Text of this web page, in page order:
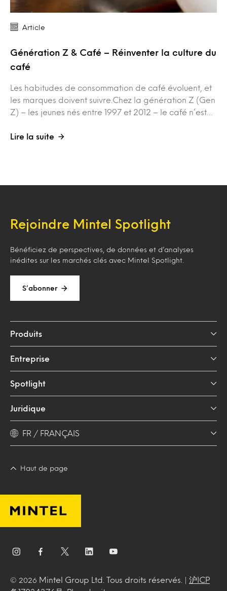
Article
Génération Z & Café – Réinventer la culture du
café
Les habitudes de consommation de café évoluent, et
les marques doivent suivre.Chez la génération Z (Gen
Z) – les jeunes nés entre 1997 et 2012 – le café n’est…
Lire la suite
Rejoindre Mintel Spotlight
Bénéficiez de perspectives, de données et d’analyses
inédites sur les marchés clés avec Mintel Spotlight.
S’abonner
Produits
Entreprise
Spotlight
Juridique
FR / FRANÇAIS
Haut de page
© 2026 Mintel Group Ltd. Tous droits réservés. | 沪ICP